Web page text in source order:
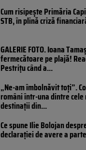
Cum risipește Primăria
STB, în plină criză
GALERIE FOTO. Ioana
fermecătoare pe plajă!
Pestrițu când a...
„Ne-am îmbolnăvit toți”.
români într-una dintre
destinații din...
Ce spune Ilie Bolojan
declarației de avere a